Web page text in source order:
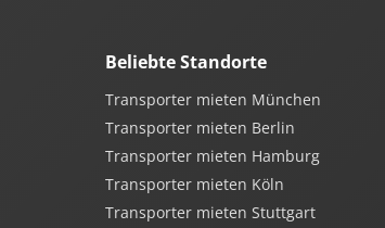
Beliebte Standorte
Transporter mieten München
Transporter mieten Berlin
Transporter mieten Hamburg
Transporter mieten Köln
Transporter mieten Stuttgart